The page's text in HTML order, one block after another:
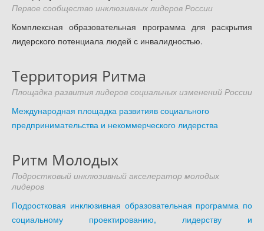
Доступность - что это?
Наш аудит доступности
Подтверждение доступности
Наши проекты
Our projects
Публичная отетность
Our public reporting
Our publication
Контакты
Our contact
Первое сообщество инклюзивных лидеров России
Комплексная образовательная программа для раскрытия
лидерского потенциала людей с инвалидностью.
Территория Ритма
Площадка развития лидеров социальных изменений России
Международная площадка развитияв социального
предпринимательства и некоммерческого лидерства
Ритм Молодых
Подростковый инклюзивный акселератор молодых
лидеров
Подростковая инклюзивная образовательная программа по
социальному проектированию, лидерству и